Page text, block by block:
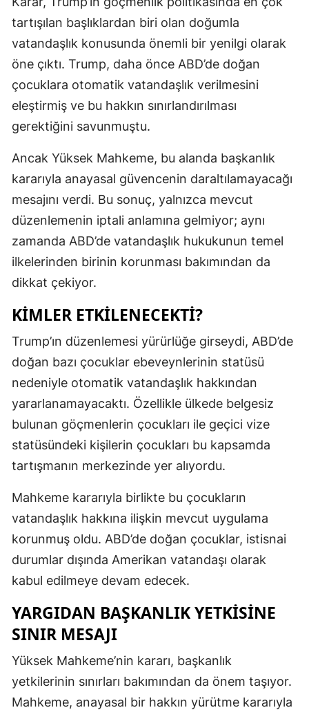
tartışılan başlıklardan biri olan doğumla
vatandaşlık konusunda önemli bir yenilgi olarak
öne çıktı. Trump, daha önce ABD’de doğan
çocuklara otomatik vatandaşlık verilmesini
eleştirmiş ve bu hakkın sınırlandırılması
gerektiğini savunmuştu.
Ancak Yüksek Mahkeme, bu alanda başkanlık
kararıyla anayasal güvencenin daraltılamayacağı
mesajını verdi. Bu sonuç, yalnızca mevcut
düzenlemenin iptali anlamına gelmiyor; aynı
zamanda ABD’de vatandaşlık hukukunun temel
ilkelerinden birinin korunması bakımından da
dikkat çekiyor.
KIMLER ETKILENECEKTI?
Trump’ın düzenlemesi yürürlüğe girseydi, ABD’de
doğan bazı çocuklar ebeveynlerinin statüsü
nedeniyle otomatik vatandaşlık hakkından
yararlanamayacaktı. Özellikle ülkede belgesiz
bulunan göçmenlerin çocukları ile geçici vize
statüsündeki kişilerin çocukları bu kapsamda
tartışmanın merkezinde yer alıyordu.
Mahkeme kararıyla birlikte bu çocukların
vatandaşlık hakkına ilişkin mevcut uygulama
korunmuş oldu. ABD’de doğan çocuklar, istisnai
durumlar dışında Amerikan vatandaşı olarak
kabul edilmeye devam edecek.
YARGIDAN BAŞKANLIK YETKISINE
SINIR MESAJI
Yüksek Mahkeme’nin kararı, başkanlık
yetkilerinin sınırları bakımından da önem taşıyor.
Mahkeme, anayasal bir hakkın yürütme kararıyla